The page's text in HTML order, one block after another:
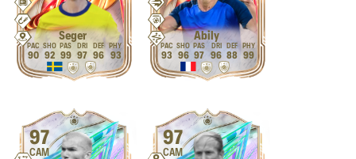
Seger
90 92 99 97 96 93
Abily
93 96 97 96 88 99
97
CAM
97
CAM